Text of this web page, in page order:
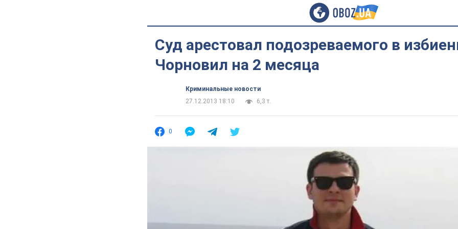
Суд арестовал подозреваемого в
Чорновил на 2 месяца
Криминальные новости
27.12.2013 18:10
6,3 т.
0